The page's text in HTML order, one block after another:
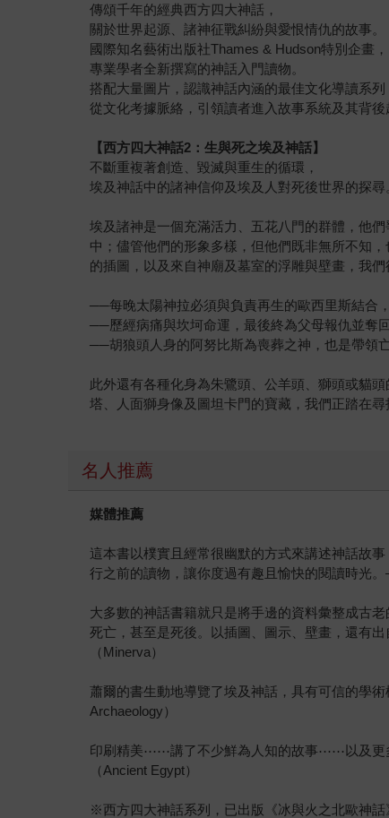
傳頌千年的經典西方四大神話，
關於世界起源、諸神征戰糾紛與愛恨情仇的故事。
國際知名藝術出版社Thames & Hudson特別企畫，
專業學者全新撰寫的神話入門讀物。
搭配大量圖片，認識神話內涵的最佳文化導讀系列
從文化考據脈絡，引領讀者進入故事系統及其背後
【西方四大神話2：生與死之埃及神話】
不斷重複著創造、毀滅與重生的循環，
埃及神話中的諸神信仰及埃及人對死後世界的探尋
埃及諸神是一個充滿活力、五花八門的群體，他
中；儘管他們的形象多樣，但他們既非無所不知
的插圖，以及來自神廟及墓室的浮雕與壁畫，我
──每晚太陽神拉必須與負責再生的歐西里斯結合
──歷經病痛與坎坷命運，最後終為父母報仇並奪
──胡狼頭人身的阿努比斯為喪葬之神，也是帶領
此外還有各種化身為朱鷺頭、公羊頭、獅頭或貓
塔、人面獅身像及圖坦卡門的寶藏，我們正踏在尋
名人推薦
媒體推薦
這本書以樸實且經常很幽默的方式來講述神話故
行之前的讀物，讓你度過有趣且愉快的閱讀時光
大多數的神話書籍就只是將手邊的資料彙整成古
死亡，甚至是死後。以插圖、圖示、壁畫，還有
（Minerva）
蕭爾的書生動地導覽了埃及神話，具有可信的學
Archaeology）
印刷精美⋯⋯講了不少鮮為人知的故事⋯⋯以及更
（Ancient Egypt）
※西方四大神話系列，已出版《冰與火之北歐神